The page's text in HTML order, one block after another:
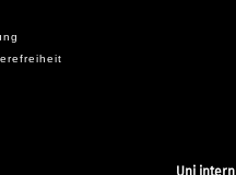
Uni intern